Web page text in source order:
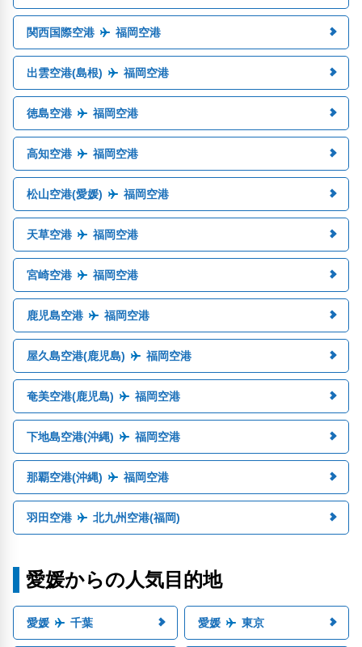
関西国際空港 福岡空港
出雲空港(島根) 福岡空港
徳島空港 福岡空港
高知空港 福岡空港
松山空港(愛媛) 福岡空港
天草空港 福岡空港
宮崎空港 福岡空港
鹿児島空港 福岡空港
屋久島空港(鹿児島) 福岡空港
奄美空港(鹿児島) 福岡空港
下地島空港(沖縄) 福岡空港
那覇空港(沖縄) 福岡空港
羽田空港 北九州空港(福岡)
愛媛からの人気目的地
愛媛 千葉 愛媛 東京